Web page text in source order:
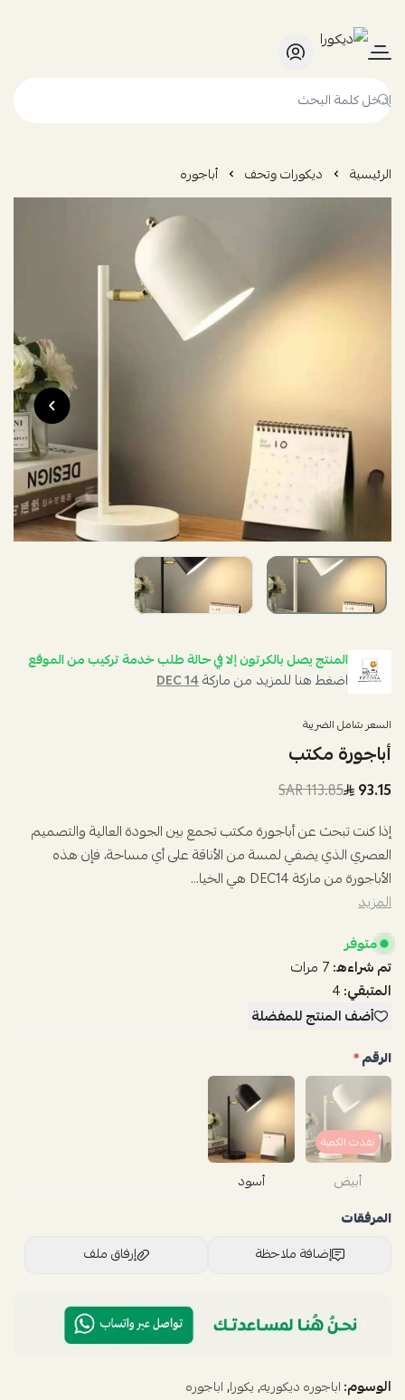
ديكورا
الرئيسية ديكورات وتحف أباجوره
المنتج يصل بالكرتون إلا في حالة طلب خدمة تركيب من الموقع
اضغط هنا للمزيد من ماركةDEC 14
السعر شامل الضريبة
أباجورة مكتب
93.15
113.85 SAR
إذا كنت تبحث عن أباجورة مكتب تجمع بين الجودة العالية والتصميم
العصري الذي يضفي لمسة من الأناقة على أي مساحة، فإن هذه
الأباجورة من ماركة DEC14 هي الخيا...
المزيد
متوفر
تم شراءه:7 مرات
المتبقي:4
أضف المنتج للمفضلة
الرقم*
نفدت الكمية
أبيض
أسود
المرفقات
إضافة ملاحظة
إرفاق ملف
اسحب و افلت الملف هنا
الوسوم:اباجوره ديكوريه,يكورا,اباجوره